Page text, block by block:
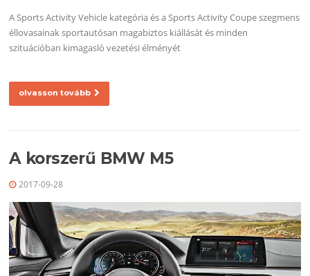
A Sports Activity Vehicle kategória és a Sports Activity Coupe szegmens
éllovasainak sportautósan magabiztos kiállását és minden
szituációban kimagasló vezetési élményét
olvasson tovább
A korszerű BMW M5
2017-09-28